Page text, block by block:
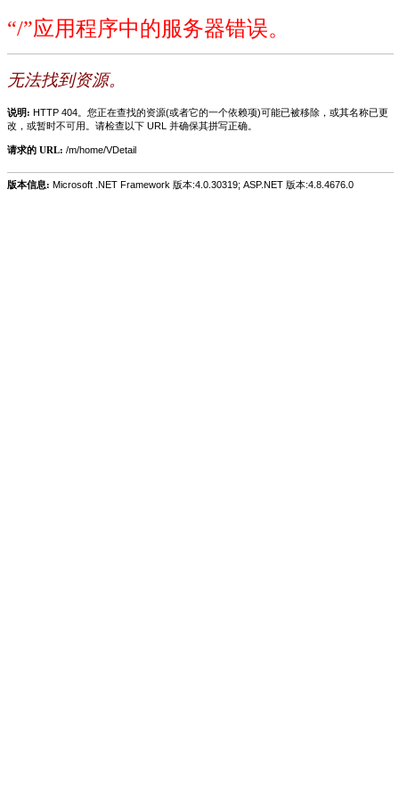
“/”应用程序中的服务器错误。
无法找到资源。
说明: HTTP 404。您正在查找的资源(或者它的一个依赖项)可能已被移除，或其名称已更
改，或暂时不可用。请检查以下 URL 并确保其拼写正确。
请求的 URL: /m/home/VDetail
版本信息: Microsoft .NET Framework 版本:4.0.30319; ASP.NET 版本:4.8.4676.0